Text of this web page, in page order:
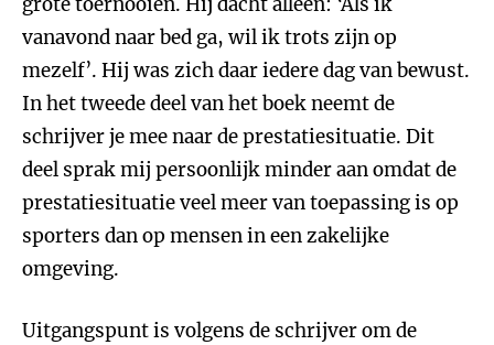
vanavond naar bed ga, wil ik trots zijn op
mezelf’. Hij was zich daar iedere dag van bewust.
In het tweede deel van het boek neemt de
schrijver je mee naar de prestatiesituatie. Dit
deel sprak mij persoonlijk minder aan omdat de
prestatiesituatie veel meer van toepassing is op
sporters dan op mensen in een zakelijke
omgeving.
Uitgangspunt is volgens de schrijver om de